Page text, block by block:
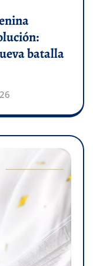
batalla